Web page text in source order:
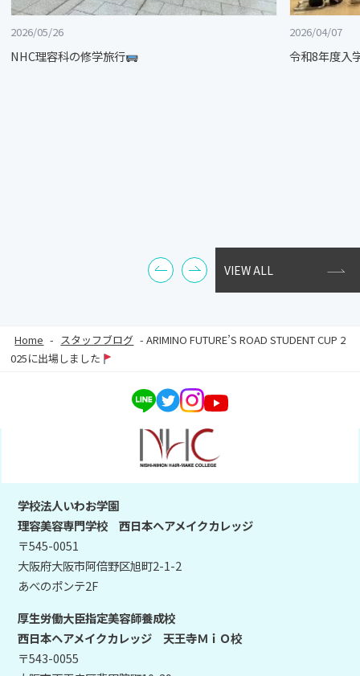
2026/05/26
NHC理容科の修学旅行
2026/04/07
令和8年度入
VIEW ALL
Home - スタッフブログ -ARIMINO FUTURE’S ROAD STUDENT CUP 2
025に出場しました
学校法人いわお学園
理容美容専門学校 西日本ヘアメイクカレッジ
〒545-0051
大阪府大阪市阿倍野区旭町2-1-2
あべのポンテ2F
厚生労働大臣指定美容師養成校
西日本ヘアメイクカレッジ 天王寺ＭｉＯ校
〒543-0055